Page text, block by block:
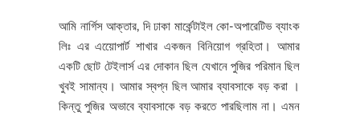
আমি নার্গিস আক্তার, দি ঢাকা মার্কেন্টাইল কো-অপারেটিভ ব্যাংক
লিঃ এর এয়ােেপার্ট শাখার একজন বিনিয়োগ গ্রহিতা। আমার
একটি ছোট টেইলার্স এর দোকান ছিল যেখানে পুজির পরিমান ছিল
খুবই সামান্য। আমার স্বপ্ন ছিল আমার ব্যাবসাকে বড় করা ।
কিন্তু পুজির অভাবে ব্যাবসাকে বড় করতে পারছিলাম না। এমন